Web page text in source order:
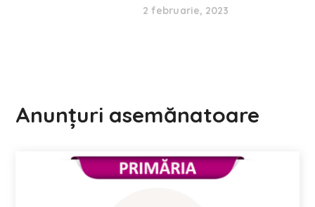
2 februarie, 2023
Anunțuri asemănatoare